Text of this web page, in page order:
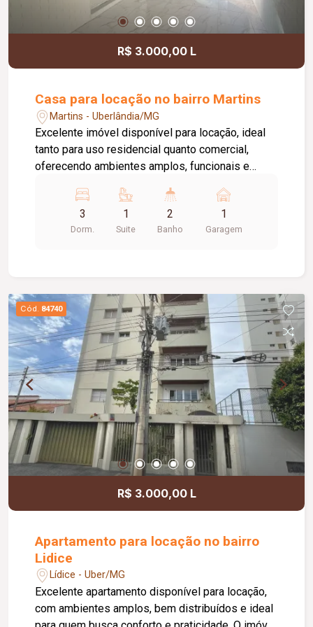
R$ 3.000,00 L
Casa para locação no bairro Martins
Martins - Uberlândia/MG
Excelente imóvel disponível para locação, ideal
tanto para uso residencial quanto comercial,
oferecendo ambientes amplos, funcionais e
com 03 quartos com armários, sendo 01 suíte, 02
salas, 01 cozinha com armários, 01 banheiro
social, 01 lavanderia, 01 despensa, 01 banheiro
instalar seu negócio em um ambiente confortável
e funcional.
3
Dorm.
1
Suite
2
Banho
1
Garagem
Cód. 84740
R$ 3.000,00 L
Apartamento para locação no bairro
Lidice
Lídice - Uber/MG
Excelente apartamento disponível para locação,
com ambientes amplos, bem distribuídos e ideal